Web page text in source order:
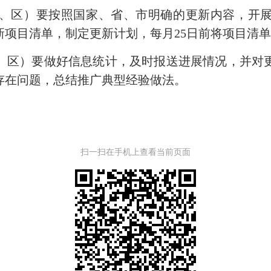
要按照国家、省、市明确的更新内容，开
目清单，制定更新计划，每月25日前将项目清
要做好信息统计，及时报送进展情况，并对
问题，总结推广典型经验做法。
扫一扫在手机上查看当前页面